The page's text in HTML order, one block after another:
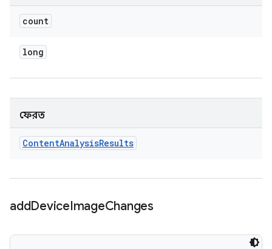
count
long
ফেরত
ContentAnalysisResults
addDeviceImageChanges